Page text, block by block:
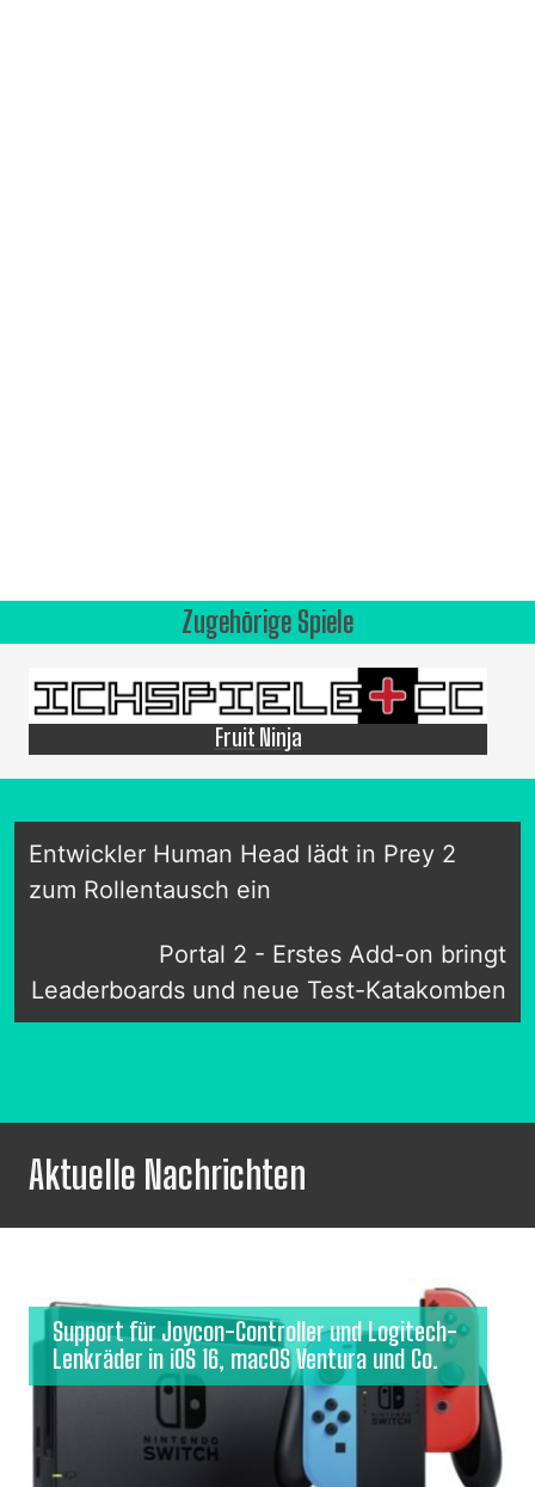
Zugehörige Spiele
Fruit Ninja
Entwickler Human Head lädt in Prey 2
zum Rollentausch ein
Portal 2 - Erstes Add-on bringt
Leaderboards und neue Test-Katakomben
Aktuelle Nachrichten
Support für Joycon-Controller und Logitech-
Lenkräder in iOS 16, macOS Ventura und Co.